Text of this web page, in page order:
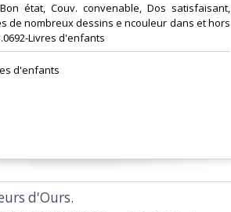
Bon état, Couv. convenable, Dos satisfaisant,
de nombreux dessins e ncouleur dans et hors
Livres d'enfants‎
d'enfants‎
d'Ours.‎